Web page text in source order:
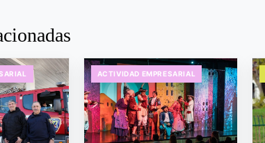
ACTIVIDAD EMPRESARIAL